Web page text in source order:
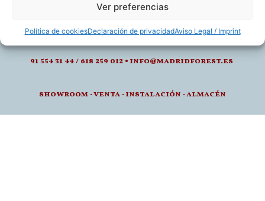
Ver preferencias
Política de cookiesDeclaración de privacidadAviso Legal / Imprint
l-v: 8.30-14 / 15-18h
91 554 31 44 / 618 259 012 • info@madridforest.es
showroom ·venta · instalación · almacén